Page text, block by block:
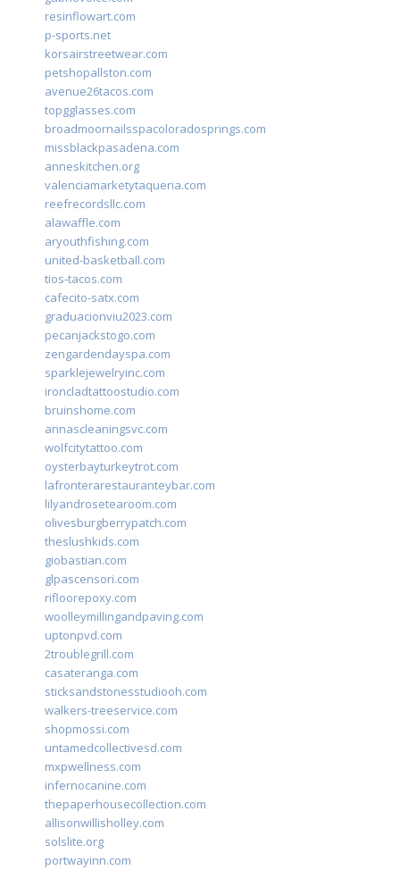
resinflowart.com
p-sports.net
korsairstreetwear.com
petshopallston.com
avenue26tacos.com
topgglasses.com
broadmoornailsspacoloradosprings.com
missblackpasadena.com
anneskitchen.org
valenciamarketytaqueria.com
reefrecordsllc.com
alawaffle.com
aryouthfishing.com
united-basketball.com
tios-tacos.com
cafecito-satx.com
graduacionviu2023.com
pecanjackstogo.com
zengardendayspa.com
sparklejewelryinc.com
ironcladtattoostudio.com
bruinshome.com
annascleaningsvc.com
wolfcitytattoo.com
oysterbayturkeytrot.com
lafronterarestauranteybar.com
lilyandrosetearoom.com
olivesburgberrypatch.com
theslushkids.com
giobastian.com
glpascensori.com
rifloorepoxy.com
woolleymillingandpaving.com
uptonpvd.com
2troublegrill.com
casateranga.com
sticksandstonesstudiooh.com
walkers-treeservice.com
shopmossi.com
untamedcollectivesd.com
mxpwellness.com
infernocanine.com
thepaperhousecollection.com
allisonwillisholley.com
solslite.org
portwayinn.com